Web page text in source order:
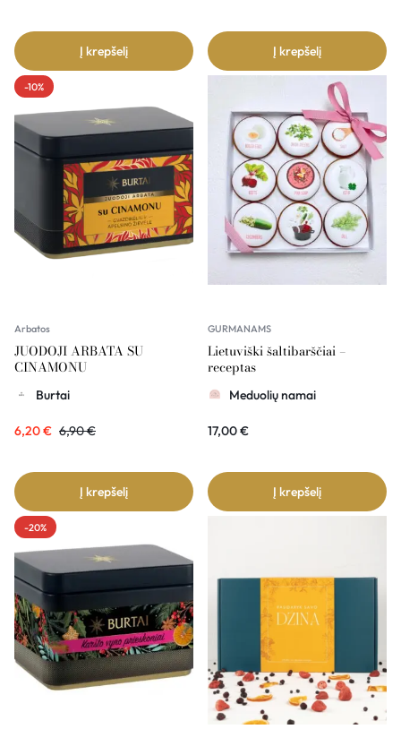
Į krepšelį Į krepšelį
-10%
Arbatos
JUODOJI ARBATA SU
CINAMONU
Burtai
6,20€ 6,90€
Į krepšelį
GURMANAMS
Lietuviški šaltibarščiai –
receptas
Meduolių namai
17,00€
Į krepšelį
-20%